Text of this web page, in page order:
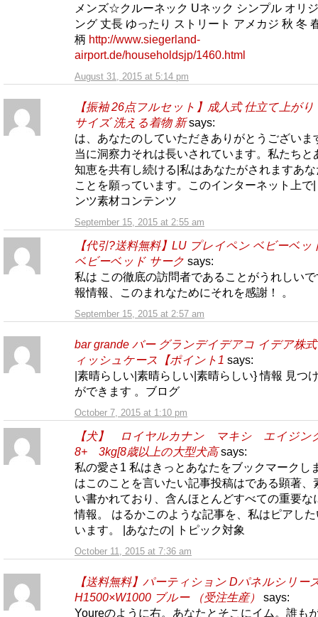
August 31, 2015 at 5:14 pm
メンズ☆クルーネック Uネック シンプル オリ
ング 丈長 ゆったり ストリート アメカジ 秋 冬
柄 http://www.siegerland-
airport.de/householdsjp/1460.html
【振袖 26点フルセット】成人式 仕立て上が
サイズ 洗える着物 新 says:
September 15, 2015 at 2:55 am
は、あなたのしていただきありがとうございま
当に洞察力それは長いされています。私たちと
知恵を共有し続ける|私はあなたがされますあ
ことを願っています。このインターネット上で
ンツ素材コンテンツ
【代引?送料無料】LU プレイペン ベビーベッ
ベビーベッド サーク says:
September 15, 2015 at 2:57 am
私は この徹底の訪問者であることがうれしい
報情報、このまれなためにそれを感謝！ 。
bar grande バー グランデイデアコ イデア株
ィッシュケース【ポイント1 says:
October 7, 2015 at 1:10 pm
|素晴らしい|素晴らしい|素晴らしい} 情報 見つ
ができます 。ブログ
【犬】 ロイヤルカナン マキシ エイジ
8+ 3kg[8歳以上の大型犬高 says:
October 11, 2015 at 7:36 am
私の愛さ1 私はきっとあなたをブックマークし
はこのことを言いたい記事投稿はである顕著、
い書かれており、含んほとんどすべての重要な
情報。 はるかこのような記事を、私はピアし
います。 |あなたの| トピック対象
【送料無料】パーティション Dパネルシリー
H1500×W1000 ブルー （受注生産）
says:
Youreのように右。あなたとそこにイム。誰も